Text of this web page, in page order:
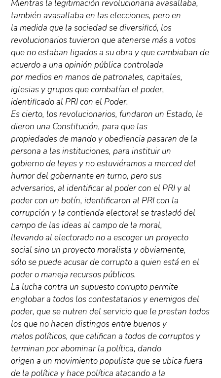
Mientras la legitimación revolucionaria avasallaba,
también avasallaba en las elecciones, pero en
la medida que la sociedad se diversificó, los
revolucionarios tuvieron que atenerse más a votos
que no estaban ligados a su obra y que cambiaban de
acuerdo a una opinión pública controlada
por medios en manos de patronales, capitales,
iglesias y grupos que combatían el poder,
identificado al PRI con el Poder.
Es cierto, los revolucionarios, fundaron un Estado, le
dieron una Constitución, para que las
propiedades de mando y obediencia pasaran de la
persona a las instituciones, para instituir un
gobierno de leyes y no estuviéramos a merced del
humor del gobernante en turno, pero sus
adversarios, al identificar al poder con el PRI y al
poder con un botín, identificaron al PRI con la
corrupción y la contienda electoral se trasladó del
campo de las ideas al campo de la moral,
llevando al electorado no a escoger un proyecto
social sino un proyecto moralista y obviamente,
sólo se puede acusar de corrupto a quien está en el
poder o maneja recursos públicos.
La lucha contra un supuesto corrupto permite
englobar a todos los contestatarios y enemigos del
poder, que se nutren del servicio que le prestan todos
los que no hacen distingos entre buenos y
malos políticos, que califican a todos de corruptos y
terminan por abominar la política, dando
origen a un movimiento populista que se ubica fuera
de la política y hace política atacando a la